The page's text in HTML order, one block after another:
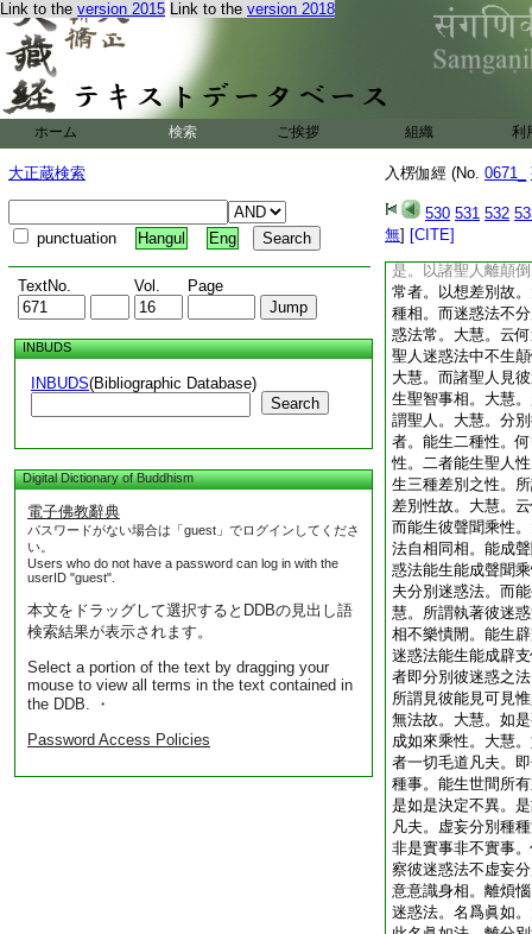
Link to the version 2015 Link to the version 2018
ホーム 検索 ご挨拶 組織 利
大正蔵検索
punctuation Hangul Eng
TextNo. Vol. Page
INBUDS
INBUDS(Bibliographic Database)
Search
Digital Dictionary of Buddhism
電子佛教辭典
パスワードがない場合は「guest」でログインしてくださ
い。
Users who do not have a password can log in with the
userID "guest".
本文をドラッグして選択するとDDBの見出し語
検索結果が表示されます。
Select a portion of the text by dragging your
mouse to view all terms in the text contained in
the DDB. ・
Password Access Policies
入楞伽經 (No. 0671_
530 531 532
無] [CITE]
爲常。何以故。大
非顛倒心。大慧。
婆城幻夢水中月鏡
有諸像。顛倒見故
種種迷惑之事不生
法故
佛復告聖者大慧菩
離於有無。謂諸愚
如諸餓鬼大海恒河
法不得言有不得言
是水故不得言無。
是。以諸聖人離顛
常者。以想差別故
種相。而迷惑法不
惑法常。大慧。云
聖人迷惑法中不生
大慧。而諸聖人見
生聖智事相。大慧
謂聖人。大慧。分
者。能生二種性。
性。二者能生聖人
生三種差別之性。
差別性故。大慧。
而能生彼聲聞乘性
法自相同相。能成
惑法能生能成聲聞
夫分別迷惑法。而
慧。所謂執著彼迷
相不樂憒閙。能生
迷惑法能生能成辟
者即分別彼迷惑之
所謂見彼能見可見
無法故。大慧。如
成如來乘性。大慧
者一切毛道凡夫。
種事。能生世間所
是如是決定不異。
凡夫。虚妄分別種
非是實事非不實事
察彼迷惑法不虚妄
意意識身相。離煩
迷惑法。名爲眞如